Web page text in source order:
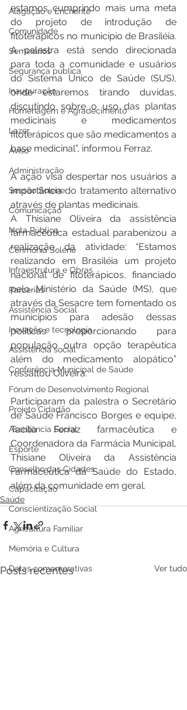
Alagação e Enchente
Comunidade
Seminários
Segurança pública
Inauguração
Homenagem e Agradecimento
Lazer
Aviso
Administração
Sessão Solene
Comunicação
Nota Pública
Cerimônia Solene
Infraestrutura e Obras
Parcerias
Assistência Social
Inovação e tecnologia
Assistência social
Conferência Municipal de Saúde
Fórum de Desenvolvimento Regional
Projeto Cidadão
Assistência Social
Esporte
Conselho das Cidades
Capacitação
Conscientização Social
Agricultura Familiar
Memória e Cultura
Datas comemorativas
estamos cumprindo mais uma meta
do projeto de introdução de
fitoterápicos no município de Brasiléia.
A palestra está sendo direcionada
para toda a comunidade e usuários
do Sistema Único de Saúde (SUS),
onde estaremos tirando duvidas,
discutindo sobre o uso das plantas
medicinais e medicamentos
fitoterápicos que são medicamentos a
base medicinal”, informou Ferraz.
A ação visa despertar nos usuários a
importância do tratamento alternativo
através de plantas medicinais.
A Thisiane Oliveira da assistência
farmacêutica estadual parabenizou a
realização da atividade: “Estamos
realizando em Brasiléia um projeto
nacional de fitoterápicos, financiado
pelo Ministério da Saúde (MS), que
através da Sesacre tem fomentado os
municípios para adesão dessas
politicas proporcionando para
população outra opção terapêutica
além do medicamento alopático”
ressaltou Oliveira.
Participaram da palestra o Secretário
de Saúde Francisco Borges e equipe,
Tacília Ferraz farmacêutica e
Coordenadora da Farmácia Municipal,
Thisiane Oliveira da Assistência
Farmacêutica da Saúde do Estado,
além da comunidade em geral.
Saúde
Posts recentes Ver tudo